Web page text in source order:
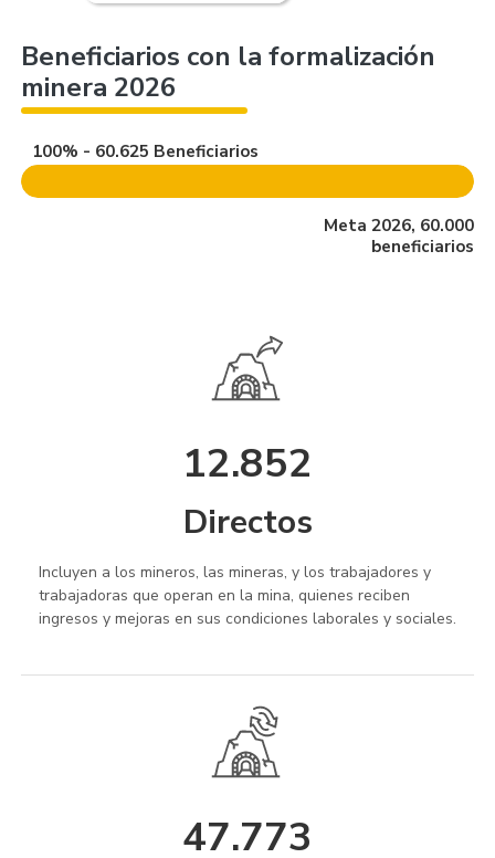
Beneficiarios con la formalización
minera 2026
100% - 60.625 Beneficiarios
Meta 2026, 60.000
beneficiarios
12.852
Directos
Incluyen a los mineros, las mineras, y los trabajadores y
trabajadoras que operan en la mina, quienes reciben
ingresos y mejoras en sus condiciones laborales y sociales.
47.773